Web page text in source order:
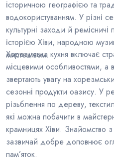
історичною географією та
водокористуванням. У різні
культурні заходи й ремісничі
історією Хіви, народною
мистецтвом.
Хорезмська кухня включає
місцевими особливостями, а
звертають увагу на
сезонні продукти оазису. У
різьблення по дереву,
які можна побачити в
крамницях Хіви. Знайомство
зазвичай добре доповнює
пам’яток.